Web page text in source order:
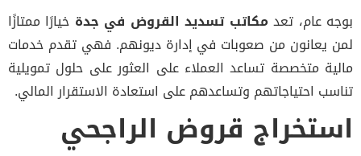
بوجه عام، تعدمكاتب تسديد القروض في جدة خيارًا ممتازًا
لمن يعانون من صعوبات في إدارة ديونهم. فهي تقدم خدمات
مالية متخصصة تساعد العملاء على العثور على حلول تمويلية
تناسب احتياجاتهم وتساعدهم على استعادة الاستقرار المالي.
استخراج قروض الراجحي